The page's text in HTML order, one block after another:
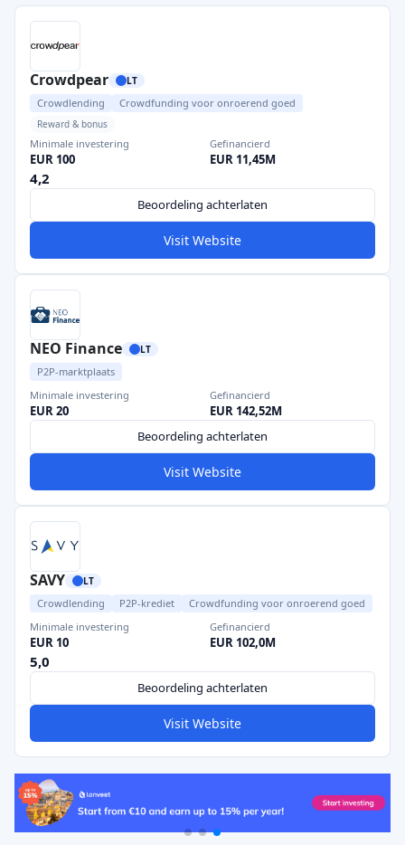
Crowdpear LT
Crowdlending Crowdfunding voor onroerend goed
Reward & bonus
Minimale investering
EUR 100
Gefinancierd
EUR 11,45M
4,2
Beoordeling achterlaten
Visit Website
NEO Finance LT
P2P-marktplaats
Minimale investering
EUR 20
Gefinancierd
EUR 142,52M
Beoordeling achterlaten
Visit Website
SAVY LT
Crowdlending P2P-krediet
Crowdfunding voor onroerend goed
Minimale investering
EUR 10
Gefinancierd
EUR 102,0M
5,0
Beoordeling achterlaten
Visit Website